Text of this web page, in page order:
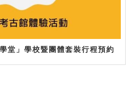
堂」學校暨團體套裝行程預約